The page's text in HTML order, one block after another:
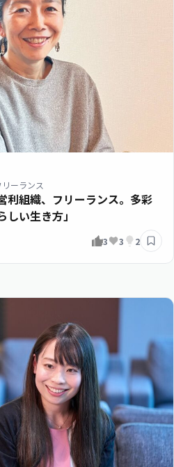
ーランス
利組織、フリーランス。多彩
い生き方」
3 3 2